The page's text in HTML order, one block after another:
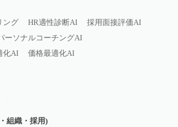
ング HR適性診断AI
採用面接評価AI
ーソナルコーチングAI
化AI
価格最適化AI
組織・採用)